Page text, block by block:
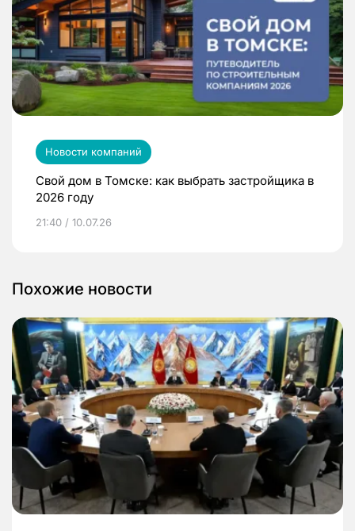
Новости компаний
Свой дом в Томске: как выбрать застройщика в
2026 году
21:40 / 10.07.26
Похожие новости